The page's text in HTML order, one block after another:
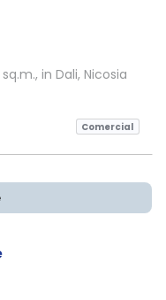
in Dali, Nicosia
Comercial